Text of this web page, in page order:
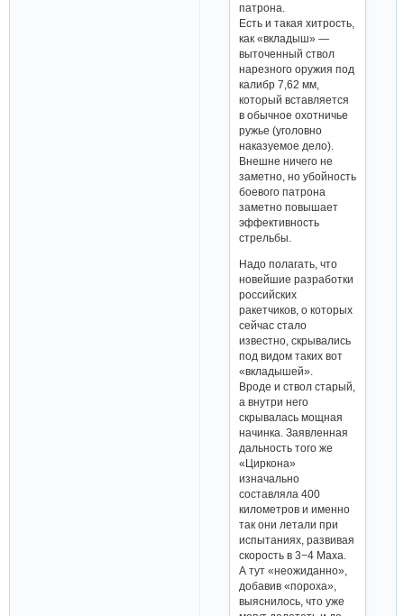
патрона.
Есть и такая хитрость,
как «вкладыш» —
выточенный ствол
нарезного оружия под
калибр 7,62 мм,
который вставляется
в обычное охотничье
ружье (уголовно
наказуемое дело).
Внешне ничего не
заметно, но убойность
боевого патрона
заметно повышает
эффективность
стрельбы.
Надо полагать, что
новейшие разработки
российских
ракетчиков, о которых
сейчас стало
известно, скрывались
под видом таких вот
«вкладышей».
Вроде и ствол старый,
а внутри него
скрывалась мощная
начинка. Заявленная
дальность того же
«Циркона»
изначально
составляла 400
километров и именно
так они летали при
испытаниях, развивая
скорость в 3−4 Маха.
А тут «неожиданно»,
добавив «пороха»,
выяснилось, что уже